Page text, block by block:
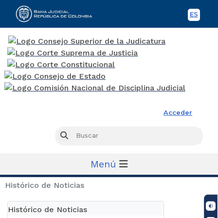
ES
Acceder
Buscar
Menú
Histórico de Noticias
Histórico de Noticias